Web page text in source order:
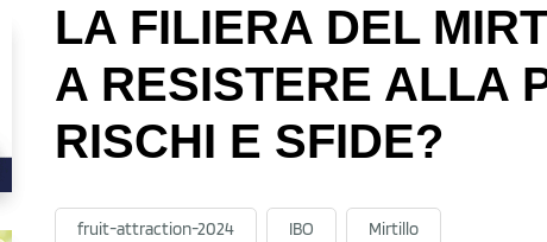
LA FILIERA DEL
A RESISTERE ALLA
RISCHI E SFIDE?
fruit-attraction-2024 IBO Mirtillo